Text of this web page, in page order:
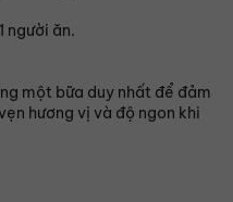
người ăn.
một bữa duy nhất để đảm
hương vị và độ ngon khi